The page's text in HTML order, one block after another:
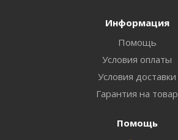
Информация
Помощь
Условия оплаты
Условия доставки
Гарантия на товар
Помощь